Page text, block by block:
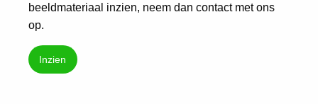
beeldmateriaal inzien, neem dan contact met ons
op.
Inzien